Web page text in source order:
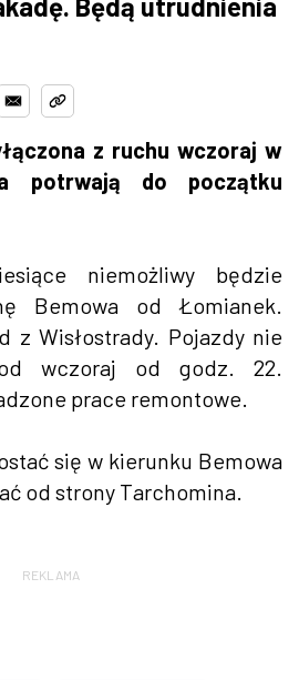
z ruchu wczoraj w
potrwają do początku
niemożliwy będzie
Bemowa od Łomianek.
z Wisłostrady. Pojazdy nie
wczoraj od godz. 22.
prace remontowe.
się w kierunku Bemowa
od strony Tarchomina.
REKLAMA